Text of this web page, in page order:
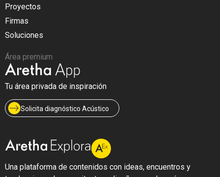
Proyectos
Firmas
Soluciones
Área premium
Tu área privada de inspiración
Solicita diagnóstico Acústico
Una plataforma de contenidos con ideas, encuentros y